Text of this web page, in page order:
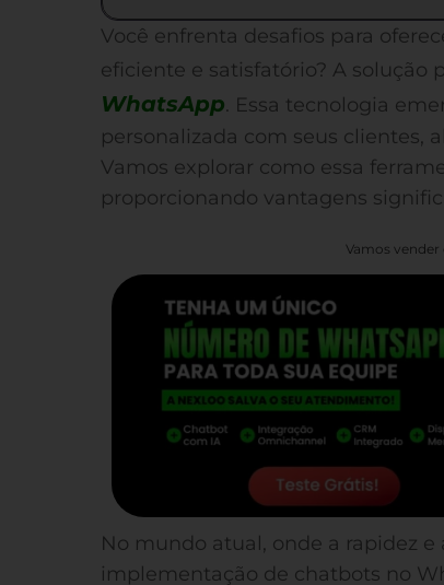
Você enfrenta desafios para
eficiente e satisfatório? A solução
WhatsApp. Essa tecnologia
personalizada com seus clientes,
Vamos explorar como essa
proporcionando vantagens
Vamos
No mundo atual, onde a rapidez e
implementação de chatbots no